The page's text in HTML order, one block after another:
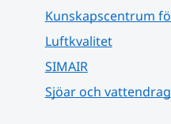
Kunskapscentrum
Luftkvalitet
SIMAIR
Sjöar och vattendrag